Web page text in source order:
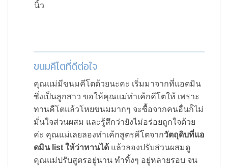
นิ้ว
ขนมคีโตที่ดีต่อใจ
คุณแม่มีขนมคีโตด้วยนะคะ เริ่มมาจากที่แอดมิน
ซึ่งเป็นลูกสาว ขอให้คุณแม่ทำเค้กคีโตให้ เพราะ
ทานคีโตแล้วโหยขนมมากๆ จะซื้อจากคนอื่นก็ไม่
มั่นใจส่วนผสม และรู้สึกว่ายังไม่อร่อยถูกใจด้วย
ค่ะ คุณแม่เลยลองทำเค้กสูตรคีโตจากวัตถุดิบที่แอ
ดมิน list ให้ว่าทานได้ แล้วลองปรับส่วนผสมดู
คุณแม่ปรับสูตรอยู่นาน ทำทิ้งๆ อยู่หลายรอบ จน